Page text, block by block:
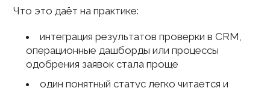
Что это даёт на практике:
интеграция результатов проверки в CRM,
операционные дашборды или процессы
одобрения заявок стала проще
один понятный статус легко читается и